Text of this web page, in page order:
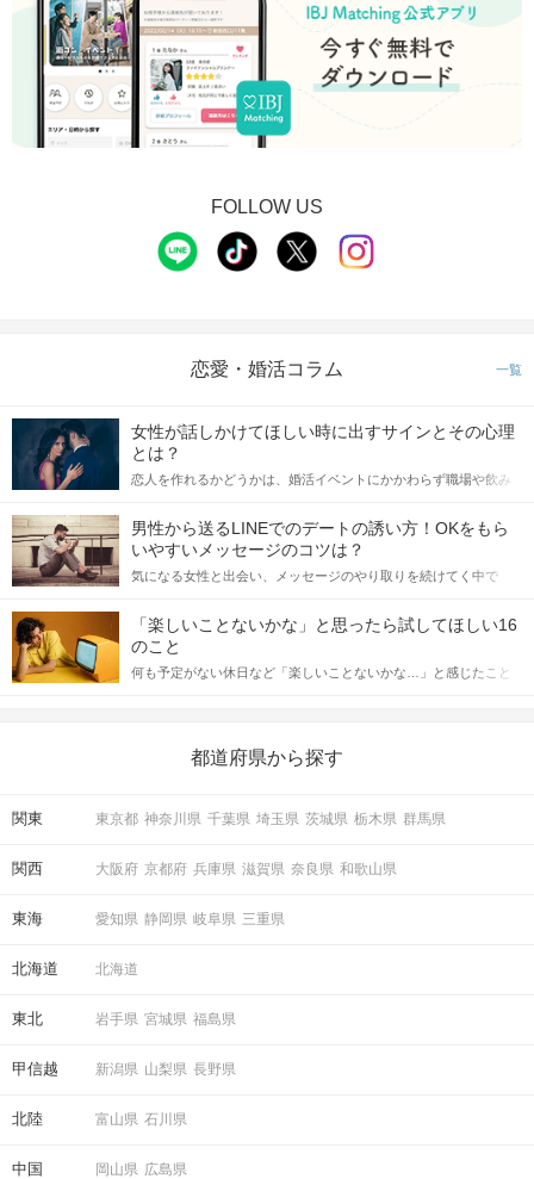
FOLLOW US
恋愛・婚活コラム 一覧
女性が話しかけてほしい時に出すサインとその心理
とは？
恋人を作れるかどうかは、婚活イベントにかかわらず職場や飲み
てアプローチできるかにも左右されます。 これから恋人作りを本
格的に始めようとしている方は、女性が異性を求めて出すサイン
をしっかりと理解し、正しい行動に移せるかどうかが重要。 この
記事では、女性が話しかけて欲しい時に出すサインとその心理を
合にどのような行動に繋げるべきかをご紹介していきます。
男性から送るLINEでのデートの誘い方！OKをもら
いやすいメッセージのコツは？
気になる女性と出会い、メッセージのやり取りを続けてく中で
しかし、中には「どう誘ったらいいの？」とお困りの男性もいら
っしゃるのではないでしょうか。 そこで今回は、男性から女性へ
送るLINEでのデートの誘い方のコツをご紹介します。例文も混じ
えながら解説するので、ぜひ参考にしてください。
「楽しいことないかな」と思ったら試してほしい16
のこと
何も予定がない休日など「楽しいことないかな…」と感じたこと
の楽しいことアイデアを集めました♪ いままさに楽しいことを探し
都道府県から探す
関東 東京都 神奈川県 千葉県 埼玉県 茨城県 栃木県 群馬県
関西 大阪府 京都府 兵庫県 滋賀県 奈良県 和歌山県
東海 愛知県 静岡県 岐阜県 三重県
北海道 北海道
東北 岩手県 宮城県 福島県
甲信越 新潟県 山梨県 長野県
北陸 富山県 石川県
中国 岡山県 広島県